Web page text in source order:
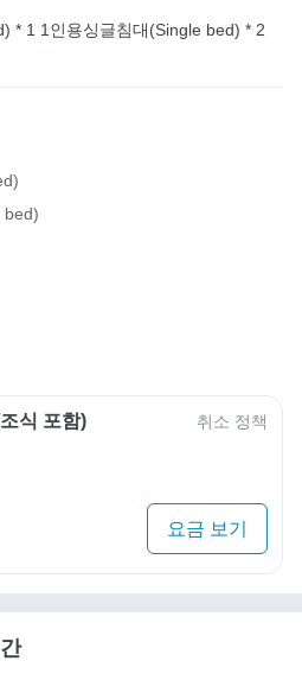
* 1 1인용싱글침대(Single bed) * 2
bed)
식 포함) 취소 정책
요금 보기